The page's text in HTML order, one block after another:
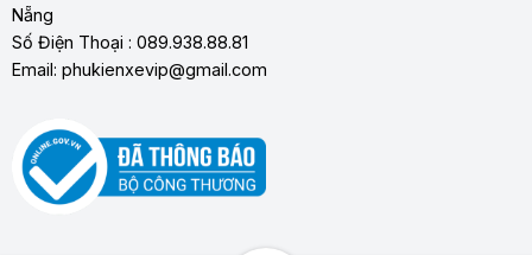
Nẵng
Số Điện Thoại : 089.938.88.81
Email: phukienxevip@gmail.com